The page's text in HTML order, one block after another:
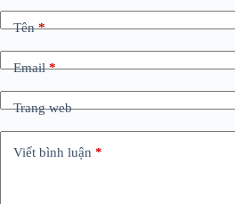
Tên*
Email*
Trang web
Viết bình luận *